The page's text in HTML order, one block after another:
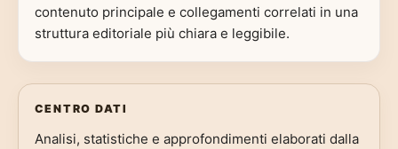
contenuto principale e collegamenti correlati in una
struttura editoriale più chiara e leggibile.
CENTRO DATI
Analisi, statistiche e approfondimenti elaborati dalla